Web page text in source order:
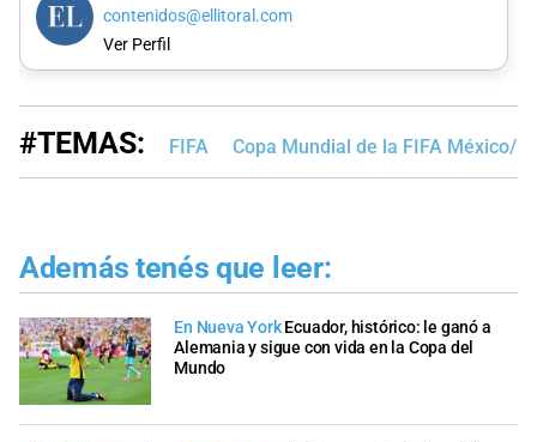
contenidos@ellitoral.com
Ver Perfil
#TEMAS: FIFA Copa Mundial de la FIFA México/
Además tenés que leer:
En Nueva York Ecuador, histórico: le ganó a
Alemania y sigue con vida en la Copa del
Mundo